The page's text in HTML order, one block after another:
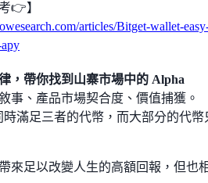
👉】
articles/Bitget-wallet-
，帶你找到山寨市場中的 Alpha
事、產品市場契合度、價值捕獲。
時滿足三者的代幣，而大部分的代幣
來足以改變人生的高額回報，但也